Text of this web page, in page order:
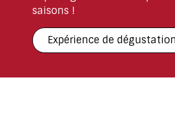
saisons !
Expérience de